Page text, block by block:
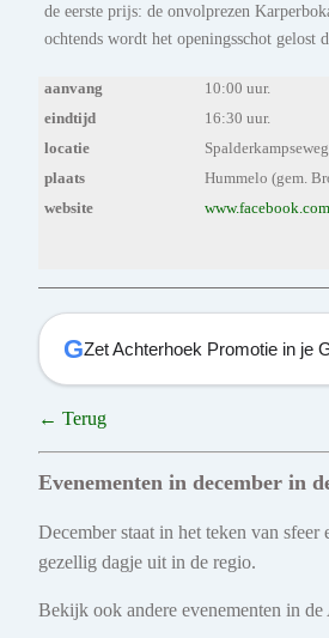
de eerste prijs: de onvolprezen
ochtends wordt het openingsschot
aanvang
10:00 uur.
eindtijd
16:30 uur.
locatie
Spalderkampseweg
plaats
Hummelo (gem.
website
GZet Achterhoek Promotie in je
← Terug
Evenementen in december in
December staat in het teken van
gezellig dagje uit in de regio.
Bekijk ook andere evenementen in